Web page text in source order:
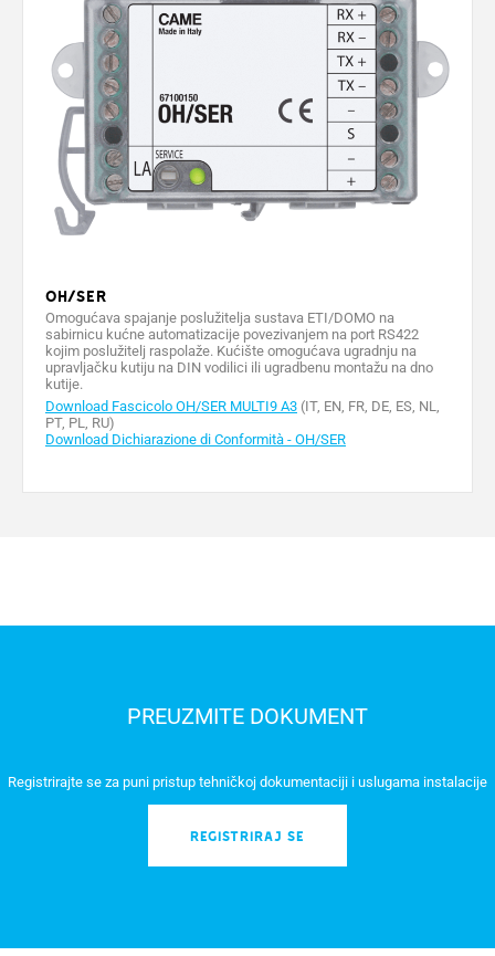
OH/SER
Omogućava spajanje poslužitelja sustava ETI/DOMO na
sabirnicu kućne automatizacije povezivanjem na port RS422
kojim poslužitelj raspolaže. Kućište omogućava ugradnju na
upravljačku kutiju na DIN vodilici ili ugradbenu montažu na dno
kutije.
Download Fascicolo OH/SER MULTI9 A3 (IT, EN, FR, DE, ES, NL,
PT, PL, RU)
Download Dichiarazione di Conformità - OH/SER
PREUZMITE DOKUMENT
Registrirajte se za puni pristup tehničkoj dokumentaciji i uslugama instalacije
REGISTRIRAJ SE